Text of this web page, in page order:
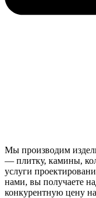
Мы производим
— плитку, камины,
услуги
нами, вы получаете
конкурентную цену